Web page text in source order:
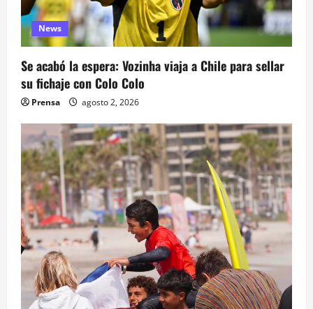
News
Se acabó la espera: Vozinha viaja a Chile para sellar
su fichaje con Colo Colo
Prensa agosto 2, 2026